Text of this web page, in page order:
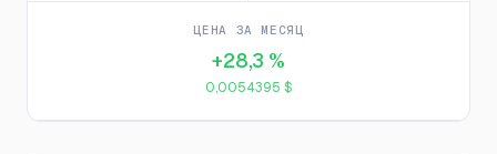
ЦЕНА ЗА МЕСЯЦ
+28,3 %
0,0054395 $